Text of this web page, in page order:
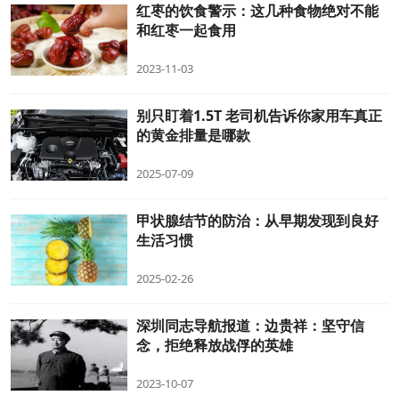
红枣的饮食警示：这几种食物绝对不能
和红枣一起食用
2023-11-03
别只盯着1.5T 老司机告诉你家用车真正
的黄金排量是哪款
2025-07-09
甲状腺结节的防治：从早期发现到良好
生活习惯
2025-02-26
深圳同志导航报道：边贵祥：坚守信
念，拒绝释放战俘的英雄
2023-10-07